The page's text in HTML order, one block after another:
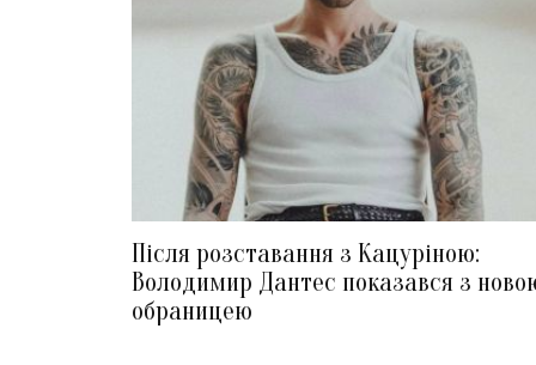
Після розставання з Кацуріною:
Володимир Дантес показався з
обраницею